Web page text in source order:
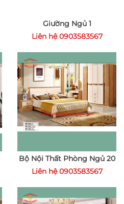
Giường Ngủ 1
Liên hệ 0903583567
Bộ Nội Thất Phòng Ngủ 20
Liên hệ 0903583567